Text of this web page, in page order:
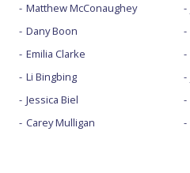
Matthew McConaughey
Dany Boon
Emilia Clarke
Li Bingbing
Jessica Biel
Carey Mulligan